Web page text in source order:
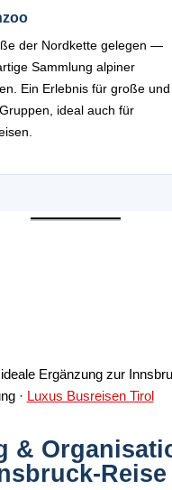
der Nordkette gelegen —
Sammlung alpiner
Ein Erlebnis für große und
ideal auch für
Ergänzung zur
· Luxus Busreisen Tirol
&
Reise